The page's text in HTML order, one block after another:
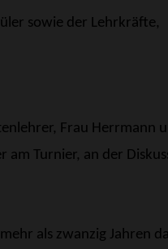
sowie der Lehrkräfte,
Frau Herrmann
am Turnier, an der
als zwanzig Jahren